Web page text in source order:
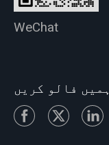
WeChat
ہمیں فالو کریں